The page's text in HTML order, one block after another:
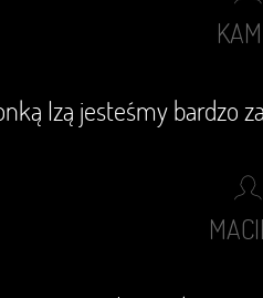
Izą jesteśmy bardzo